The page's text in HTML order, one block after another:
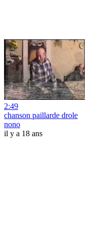
2:49
chanson paillarde drole
nono
il y a 18 ans